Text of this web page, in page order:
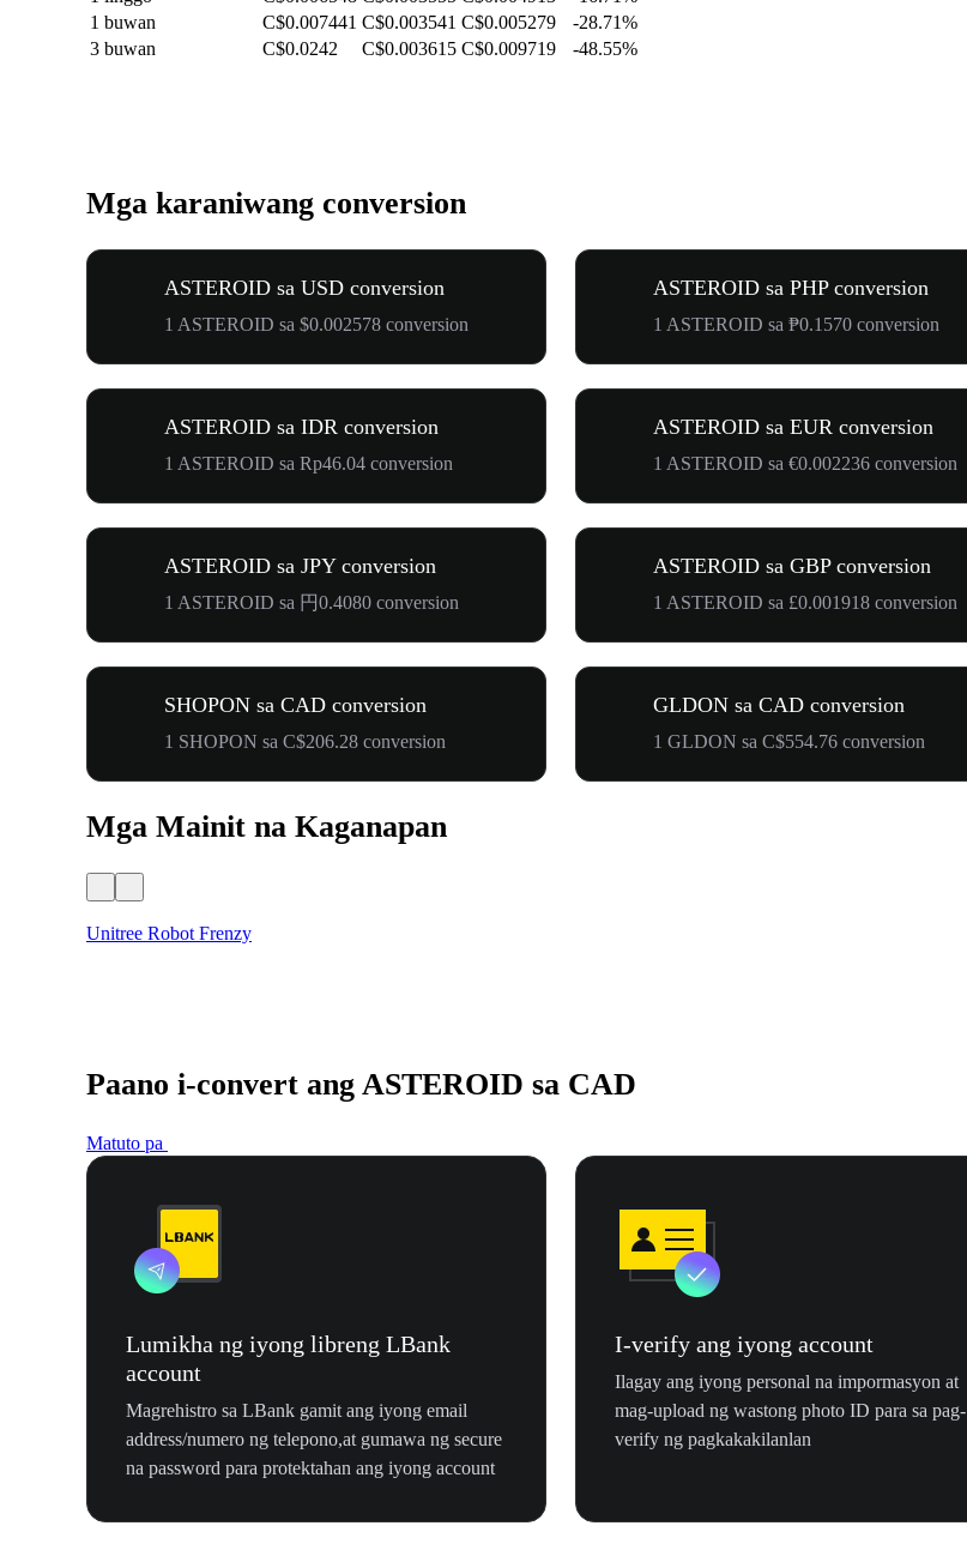
1 buwan
C$0.007441 C$0.003541 C$0.005279
-28.71%
3 buwan
C$0.0242 C$0.003615 C$0.009719 -48.55%
Mga karaniwang conversion
ASTEROID sa USD conversion
1 ASTEROID sa $0.002578 conversion
ASTEROID sa PHP conversion
1 ASTEROID sa ₱0.1570 conversion
ASTEROID sa IDR conversion
1 ASTEROID sa Rp46.04 conversion
ASTEROID sa EUR conversion
1 ASTEROID sa €0.002236 conversion
ASTEROID sa JPY conversion
1 ASTEROID sa 円0.4080 conversion
ASTEROID sa GBP conversion
1 ASTEROID sa £0.001918 conversion
SHOPON sa CAD conversion
1 SHOPON sa C$206.28 conversion
GLDON sa CAD conversion
1 GLDON sa C$554.76 conversion
Mga Mainit na Kaganapan
Unitree Robot Frenzy
Paano i-convert ang ASTEROID sa CAD
Matuto pa
Lumikha ng iyong libreng LBank
account
Magrehistro sa LBank gamit ang iyong email
address/numero ng telepono,at gumawa ng secure
na password para protektahan ang iyong account
I-verify ang iyong account
Ilagay ang iyong personal na impormasyon at
mag-upload ng wastong photo ID para sa pag-
verify ng pagkakakilanlan